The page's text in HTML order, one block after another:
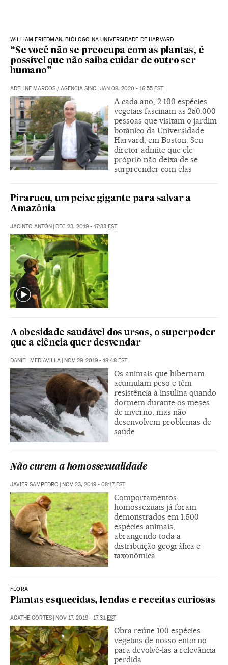
WILLIAM FRIEDMAN, BIÓLOGO NA UNIVERSIDADE DE HARVARD
“Se você não se preocupa com as plantas, é
possível que não saiba cuidar de outro ser
humano”
ADELINE MARCOS / AGENCIA SINC | JAN 08, 2020 - 16:55 EST
A cada ano, 2.100 espécies
vegetais fascinam as 250.000
pessoas que visitam o jardim
botânico da Universidade
Harvard, em Boston. Seu
diretor admite que ele
próprio não deixa de se
surpreender com elas
Pirarucu, um peixe gigante para salvar a
Amazônia
JACINTO ANTÓN | DEC 23, 2019 - 17:33 EST
A obesidade saudável dos ursos, o superpoder
que a ciência quer desvendar
DANIEL MEDIAVILLA | NOV 29, 2019 - 18:48 EST
Os animais que hibernam
acumulam peso e têm
resistência à insulina quando
dormem durante os meses
de inverno, mas não
desenvolvem problemas de
saúde
Não curem a homossexualidade
JAVIER SAMPEDRO | NOV 23, 2019 - 08:17EST
Comportamentos
homossexuais já foram
demonstrados em 1.500
espécies animais,
abrangendo toda a
distribuição geográfica e
taxonômica
FLORA
Plantas esquecidas, lendas e receitas curiosas
AGATHE CORTES | NOV 17, 2019 - 17:31 EST
Obra reúne 100 espécies
vegetais de nosso entorno
para devolvê-las a relevância
perdida